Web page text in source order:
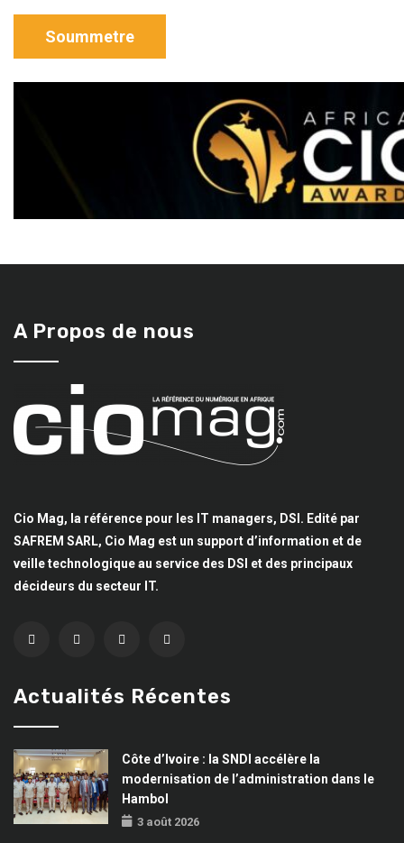
A Propos de nous
Cio Mag, la référence pour les IT managers, DSI. Edité par
SAFREM SARL, Cio Mag est un support d’information et de
veille technologique au service des DSI et des principaux
décideurs du secteur IT.
Actualités Récentes
Côte d’Ivoire : la SNDI accélère la
modernisation de l’administration dans le
Hambol
3 août 2026